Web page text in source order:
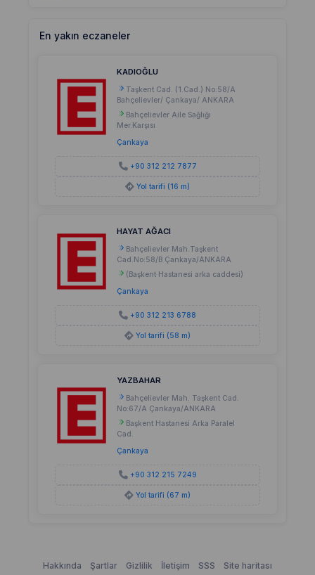
En yakın eczaneler
KADIOĞLU
Taşkent Cad. (1.Cad.) No:58/A
Bahçelievler/ Çankaya/ ANKARA
Bahçelievler Aile Sağlığı
Mer.Karşısı
Çankaya
+90 312 212 7877
Yol tarifi (16 m)
HAYAT AĞACI
Bahçelievler Mah.Taşkent
Cad.No:58/B Çankaya/ANKARA
(Başkent Hastanesi arka caddesi)
Çankaya
+90 312 213 6788
Yol tarifi (58 m)
YAZBAHAR
Bahçelievler Mah. Taşkent Cad.
No:67/A Çankaya/ANKARA
Başkent Hastanesi Arka Paralel
Cad.
Çankaya
+90 312 215 7249
Yol tarifi (67 m)
Hakkında Şartlar Gizlilik İletişim SSS Site haritası